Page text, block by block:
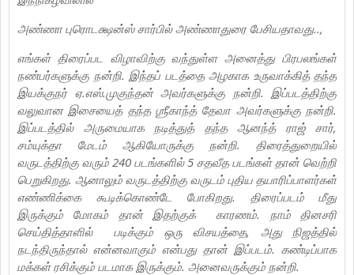
அண்ணா புரொடக்ஷன்ஸ் சார்பில் அண்ணாதுரை பேசியதாவது..,
எங்கள் திரைப்பட விழாவிற்கு வந்துள்ள அனைத்து பிரபலங்கள்
நண்பர்களுக்கு நன்றி. இந்தப் படத்தை அழகாக உருவாக்கித் தந்த
இயக்குநர் ஏ.எஸ்.முகுந்தன் அவர்களுக்கு நன்றி. இப்படத்திற்கு
வலுவான இசையைத் தந்த ஶ்ரீகாந்த் தேவா அவர்களுக்கு நன்றி.
இப்படத்தில் அருமையாக நடித்துத் தந்த ஆனந்த் ராஜ் சார்,
சம்யுக்தா மேடம் ஆகியோருக்கு நன்றி. திரைத்துறையில்
வருடத்திற்கு வரும் 240 படங்களில் 5 சதவீத படங்கள் தான் வெற்றி
பெறுகிறது. ஆனாலும் வருடத்திற்கு வருடம் புதிய தயாரிப்பாளர்கள்
எண்ணிக்கை கூடிக்கொண்டே போகிறது. திரைப்படம் மீது
இருக்கும் மோகம் தான் இதற்குக் காரணம். நாம் தினசரி
செய்தித்தாளில் படிக்கும் ஒரு விசயத்தை, அது நிஜத்தில்
நடந்திருந்தால் என்னவாகும் என்பது தான் இப்படம். கண்டிப்பாக
மக்கள் ரசிக்கும் படமாக இருக்கும். அனைவருக்கும் நன்றி.